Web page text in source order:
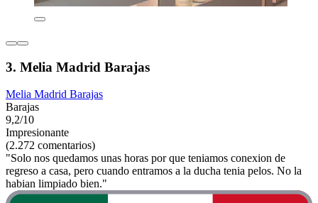
3. Melia Madrid Barajas
Melia Madrid Barajas
Barajas
9,2/10
Impresionante
(2.272 comentarios)
"Solo nos quedamos unas horas por que teniamos conexion de
regreso a casa, pero cuando entramos a la ducha tenia pelos. No la
habian limpiado bien."